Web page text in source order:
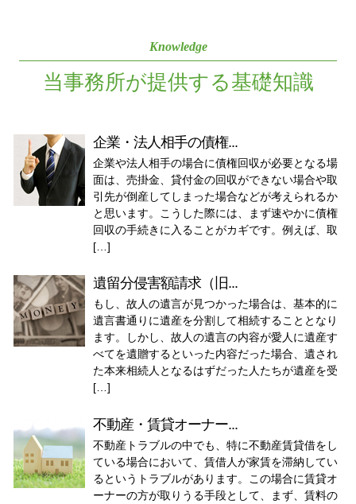
Knowledge
当事務所が提供する基礎知識
企業・法人相手の債権...
企業や法人相手の場合に債権回収が必要となる場
面は、売掛金、貸付金の回収ができない場合や取
引先が倒産してしまった場合などが考えられるか
と思います。こうした際には、まず速やかに債権
回収の手続きに入ることがカギです。例えば、取
[…]
遺留分侵害額請求（旧...
もし、故人の遺言が見つかった場合は、基本的に
遺言書通りに遺産を分割して相続することとなり
ます。しかし、故人の遺言の内容が愛人に遺産す
べてを遺贈するといった内容だった場合、遺され
た本来相続人となるはずだった人たちが遺産を受
[…]
不動産・賃貸オーナー...
不動産トラブルの中でも、特に不動産賃貸借をし
ている場合において、賃借人が家賃を滞納してい
るというトラブルがあります。この場合に賃貸オ
ーナーの方が取りうる手段として、まず、賃料の